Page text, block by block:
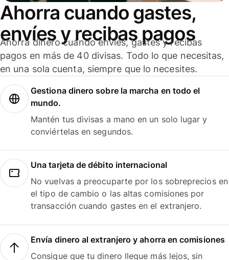
Ahorra cuando gastes,
envíes y recibas pagos
Ahorra dinero cuando envíes, gastes y recibas
pagos en más de 40 divisas. Todo lo que necesitas,
en una sola cuenta, siempre que lo necesites.
Gestiona dinero sobre la marcha en todo el
mundo.
Mantén tus divisas a mano en un solo lugar y
conviértelas en segundos.
Una tarjeta de débito internacional
No vuelvas a preocuparte por los sobreprecios en
el tipo de cambio o las altas comisiones por
transacción cuando gastes en el extranjero.
Envía dinero al extranjero y ahorra en comisiones
Consigue que tu dinero llegue más lejos, sin